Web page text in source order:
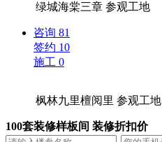
绿城海棠三章参观工地
咨询 81
签约 10
施工 0
枫林九里檀阅里参观工地
100套装修样板间 装修折扣价